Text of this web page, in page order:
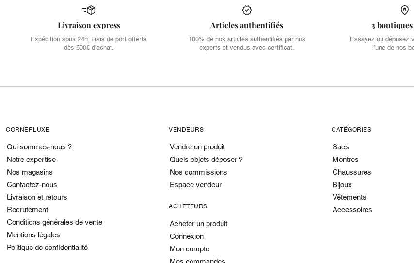
Livraison express
Expédition sous 24h. Frais de port offerts
dès 500€ d’achat.
Articles authentifiés
100% de nos articles authentifiés par nos
experts et vendus avec certificat.
3 boutiques
Essayez ou déposez
l’une de nos
CORNERLUXE
Qui sommes-nous ?
Notre expertise
Nos magasins
Contactez-nous
Livraison et retours
Recrutement
Conditions générales de vente
Mentions légales
Politique de confidentialité
VENDEURS
Vendre un produit
Quels objets déposer ?
Nos commissions
Espace vendeur
ACHETEURS
Acheter un produit
Connexion
Mon compte
CATÉGORIES
Sacs
Montres
Chaussures
Bijoux
Vêtements
Accessoires